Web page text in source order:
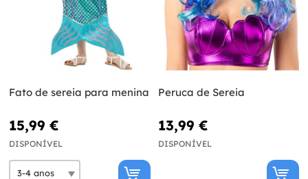
Fato de sereia para menina
15,99 €
DISPONÍVEL
Peruca de Sereia
13,99 €
DISPONÍVEL